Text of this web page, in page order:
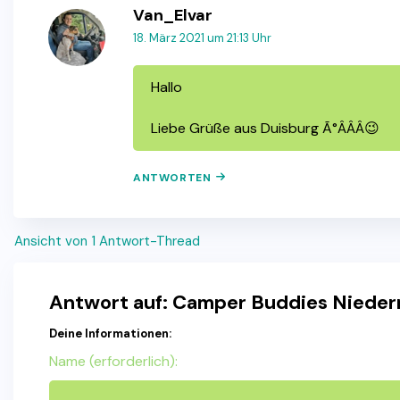
Van_Elvar
18. März 2021 um 21:13 Uhr
Hallo
Liebe Grüße aus Duisburg Ã°ÂÂÂ😉
ANTWORTEN
Ansicht von 1 Antwort-Thread
Antwort auf: Camper Buddies
Deine Informationen:
Name (erforderlich):